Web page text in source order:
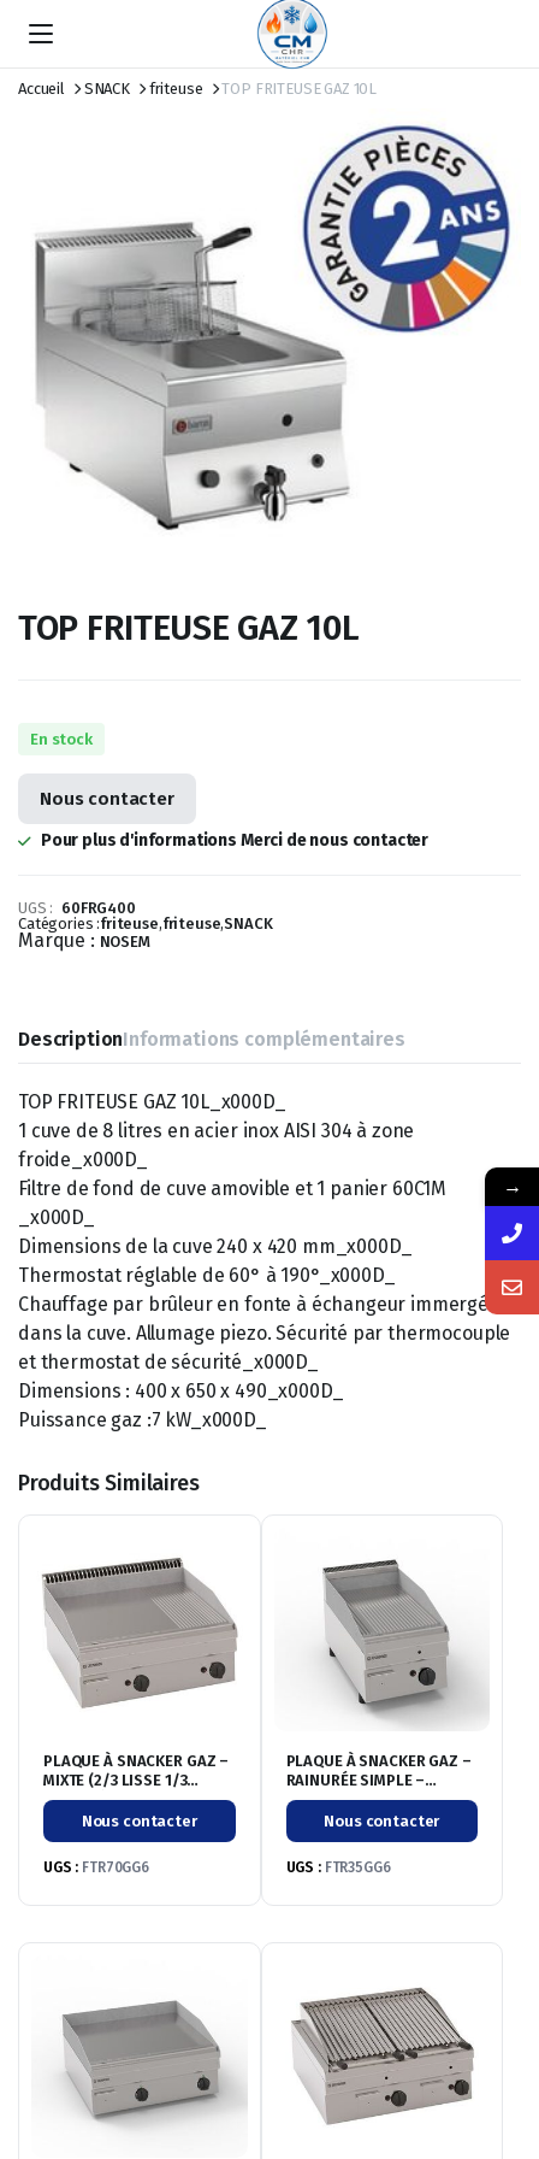
Accueil SNACK friteuse TOP FRITEUSE GAZ 10L
TOP FRITEUSE GAZ 10L
En stock
Nous contacter
Pour plus d'informations Merci de nous contacter
UGS : 60FRG400
Catégories :friteuse,friteuse,SNACK
Marque : NOSEM
DescriptionInformations complémentaires
TOP FRITEUSE GAZ 10L_x000D_
1 cuve de 8 litres en acier inox AISI 304 à zone
froide_x000D_
Filtre de fond de cuve amovible et 1 panier 60C1M
_x000D_
Dimensions de la cuve 240 x 420 mm_x000D_
Thermostat réglable de 60° à 190°_x000D_
Chauffage par brûleur en fonte à échangeur immergés
dans la cuve. Allumage piezo. Sécurité par thermocouple
et thermostat de sécurité_x000D_
Dimensions : 400 x 650 x 490_x000D_
Puissance gaz :7 kW_x000D_
Produits Similaires
PLAQUE À SNACKER GAZ –
MIXTE (2/3 LISSE 1/3
RAINURÉE) DOUBLE –
GAMME 600
Nous contacter
UGS : FTR70GG6
PLAQUE À SNACKER GAZ –
RAINURÉE SIMPLE –
GAMME 600
Nous contacter
UGS : FTR35GG6
→